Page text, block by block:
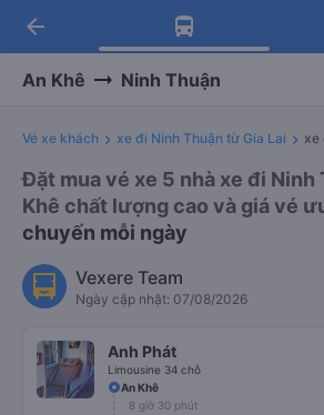
Tải app Vexere ngay!
Nhận ưu đãi thành viên độc
Tải app Vexere
-30k/ghế khi đặt vé máy bay
arrow_back
An Khê Ninh Thuận
Vé xe khách xe đi Ninh Thuận từ Gia Lai xe
Đặt mua vé xe 5 nhà xe đi Ninh
Khê chất lượng cao và giá vé
chuyến mỗi ngày
Vexere Team
Ngày cập nhật: 07/08/2026
Anh Phát
Limousine 34 chỗ
An Khê
8 giờ 30 phút